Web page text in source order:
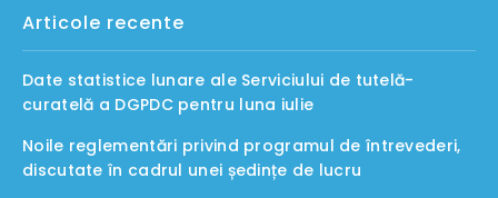
Articole recente
Date statistice lunare ale Serviciului de tutelă-
curatelă a DGPDC pentru luna iulie
Noile reglementări privind programul de întrevederi,
discutate în cadrul unei ședințe de lucru